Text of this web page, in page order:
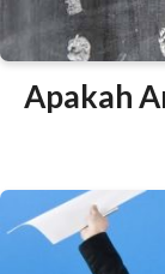
Apakah